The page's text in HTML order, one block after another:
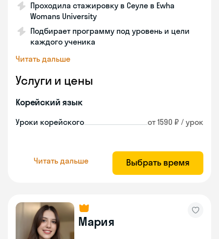
Проходила стажировку в Сеуле в Ewha
Womans University
Подбирает программу под уровень и цели
каждого ученика
Читать дальше
Услуги и цены
Корейский язык
Уроки корейского от 1590 ₽ / урок
Читать дальше Выбрать время
Мария